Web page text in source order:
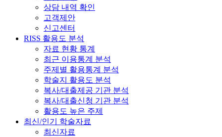
상담 내역 확인
고객제안
신고센터
RISS 활용도 분석
자료 현황 통계
최근 이용통계 분석
주제별 활용통계 분석
학술지 활용도 분석
복사/대출제공 기관 분석
복사/대출신청 기관 분석
활용도 높은 주제
최신/인기 학술자료
최신자료